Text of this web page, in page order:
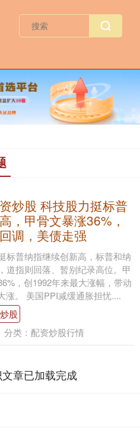
炒股 科技股力挺标普
，甲骨文暴涨36%，
调，美债走强
标普纳指继续创新高，标普和纳
道指则回落、暂别纪录高位。甲
，创1992年来最大涨幅，带动
涨。 美国PPI减缓通胀担忧....
股
分类： 配资炒股行情
章已加载完成